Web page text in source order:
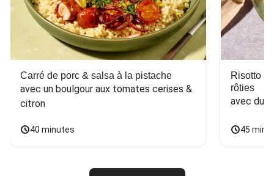
Carré de porc & salsa à la pistache
avec un boulgour aux tomates cerises &
citron
40 minutes
Risotto
rôties
avec du
45